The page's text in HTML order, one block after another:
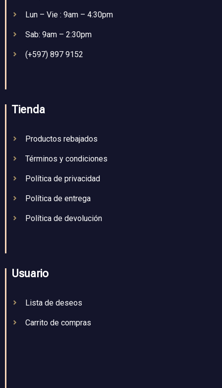
Lun – Vie : 9am – 4:30pm
Sab: 9am – 2:30pm
(+597) 897 9152
Tienda
Productos rebajados
Términos y condiciones
Política de privacidad
Política de entrega
Política de devolución
Usuario
Lista de deseos
Carrito de compras